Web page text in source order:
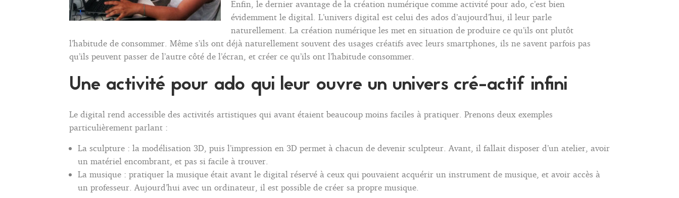
Enfin, le dernier avantage de la création numérique comme activité pour ado, c’est bien
évidemment le digital. L’univers digital est celui des ados d’aujourd’hui, il leur parle
naturellement. La création numérique les met en situation de produire ce qu’ils ont plutôt
l’habitude de consommer. Même s’ils ont déjà naturellement souvent des usages créatifs avec leurs smartphones, ils ne savent parfois pas
qu’ils peuvent passer de l’autre côté de l’écran, et créer ce qu’ils ont l’habitude consommer.
Une activité pour ado qui leur ouvre un univers cré-actif infini
Le digital rend accessible des activités artistiques qui avant étaient beaucoup moins faciles à pratiquer. Prenons deux exemples
particulièrement parlant :
La sculpture : la modélisation 3D, puis l’impression en 3D permet à chacun de devenir sculpteur. Avant, il fallait disposer d’un atelier, avoir
un matériel encombrant, et pas si facile à trouver.
La musique : pratiquer la musique était avant le digital réservé à ceux qui pouvaient acquérir un instrument de musique, et avoir accès à
un professeur. Aujourd’hui avec un ordinateur, il est possible de créer sa propre musique.